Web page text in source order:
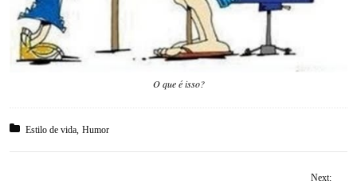
O que é isso?
Posted in:
Estilo de vida Humor
Next: